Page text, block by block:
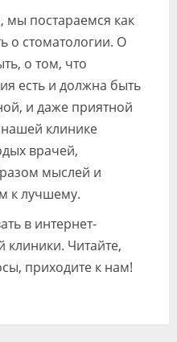
мы постараемся как
о стоматологии. О
о том, что
есть и должна быть
и даже приятной
клинике
врачей,
мыслей и
к лучшему.
в интернет-
клиники. Читайте,
приходите к нам!